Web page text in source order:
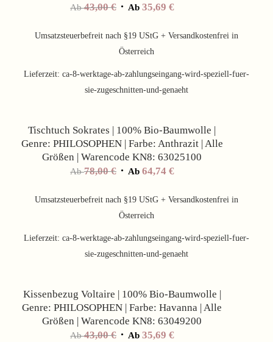
Ab43,00€ Ab 35,69 €
Umsatzsteuerbefreit nach §19 UStG + Versandkostenfrei in
Österreich
Lieferzeit: ca-8-werktage-ab-zahlungseingang-wird-speziell-fuer-
sie-zugeschnitten-und-genaeht
Tischtuch Sokrates | 100% Bio-Baumwolle |
Genre: PHILOSOPHEN | Farbe: Anthrazit | Alle
Größen | Warencode KN8: 63025100
Ab78,00€ Ab 64,74 €
Umsatzsteuerbefreit nach §19 UStG + Versandkostenfrei in
Österreich
Lieferzeit: ca-8-werktage-ab-zahlungseingang-wird-speziell-fuer-
sie-zugeschnitten-und-genaeht
Kissenbezug Voltaire | 100% Bio-Baumwolle |
Genre: PHILOSOPHEN | Farbe: Havanna | Alle
Größen | Warencode KN8: 63049200
Ab43,00€ Ab 35,69 €